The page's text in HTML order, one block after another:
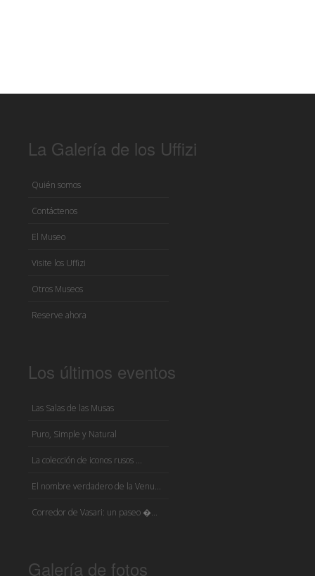
La Galería de los Uffizi
Quién somos
Contáctenos
El Museo
Visite los Uffizi
Otros Museos
Reserve ahora
Los últimos eventos
Las Salas de las Musas
Puro, Simple y Natural
La colección de iconos rusos ...
El nombre verdadero de la Venu...
Corredor de Vasari: un paseo �...
Galería de fotos